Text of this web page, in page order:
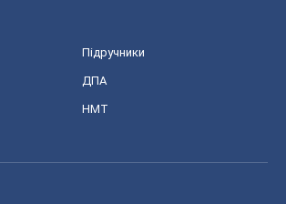
Підручники
ДПА
НМТ